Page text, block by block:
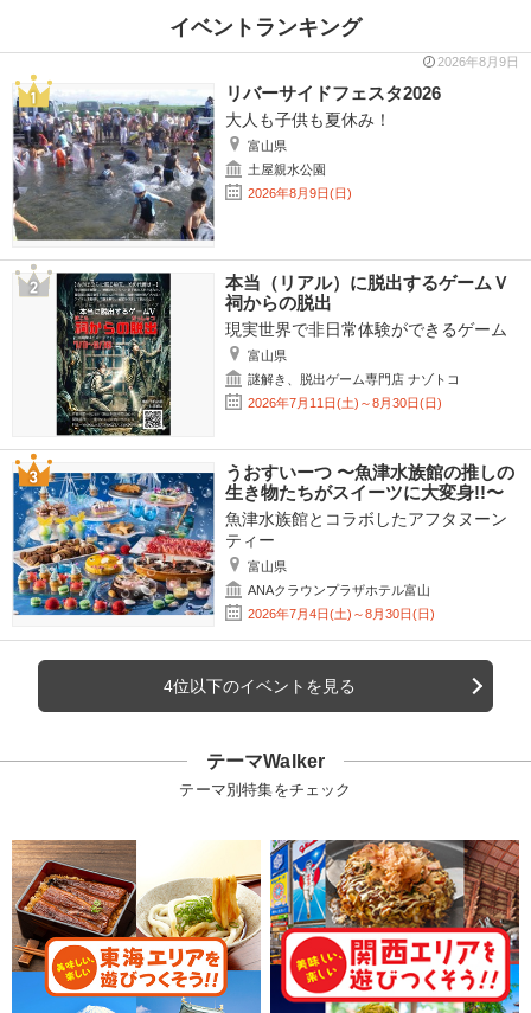
イベントランキング
2026年8月9日
リバーサイドフェスタ2026
大人も子供も夏休み！
富山県
土屋親水公園
2026年8月9日(日)
本当（リアル）に脱出するゲームＶ
祠からの脱出
現実世界で非日常体験ができるゲーム
富山県
謎解き、脱出ゲーム専門店 ナゾトコ
2026年7月11日(土)～8月30日(日)
うおすいーつ 〜魚津水族館の推しの
生き物たちがスイーツに大変身!!〜
魚津水族館とコラボしたアフタヌーン
ティー
富山県
ANAクラウンプラザホテル富山
2026年7月4日(土)～8月30日(日)
4位以下のイベントを見る
テーマWalker
テーマ別特集をチェック